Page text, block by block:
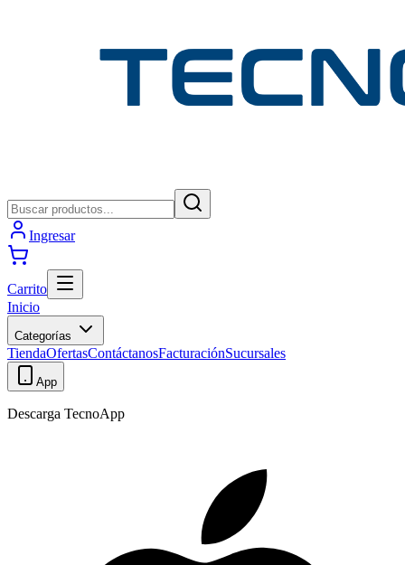
Ingresar
Carrito
Inicio
Categorías
TiendaOfertasContáctanosFacturaciónSucursales
App
Descarga TecnoApp